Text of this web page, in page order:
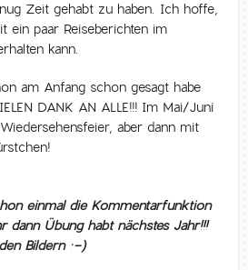
Zeit gehabt zu haben. Ich hoffe,
ein paar Reiseberichten im
kann.
am Anfang schon gesagt habe
DANK AN ALLE!!! Im Mai/Juni
aber dann mit
einmal die Kommentarfunktion
dann Übung habt nächstes Jahr!!!
Bildern :-)